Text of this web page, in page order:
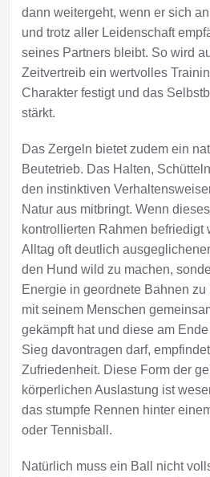
dann weitergeht, wenn er sich
und trotz aller Leidenschaft
seines Partners bleibt. So wird
Zeitvertreib ein wertvolles
Charakter festigt und das
stärkt.
Das Zergeln bietet zudem ein
Beutetrieb. Das Halten,
den instinktiven
Natur aus mitbringt. Wenn
kontrollierten Rahmen befriedigt
Alltag oft deutlich
den Hund wild zu machen,
Energie in geordnete Bahnen zu
mit seinem Menschen
gekämpft hat und diese am
Sieg davontragen darf,
Zufriedenheit. Diese Form der
körperlichen Auslastung ist
das stumpfe Rennen hinter
oder Tennisball.
Natürlich muss ein Ball nicht